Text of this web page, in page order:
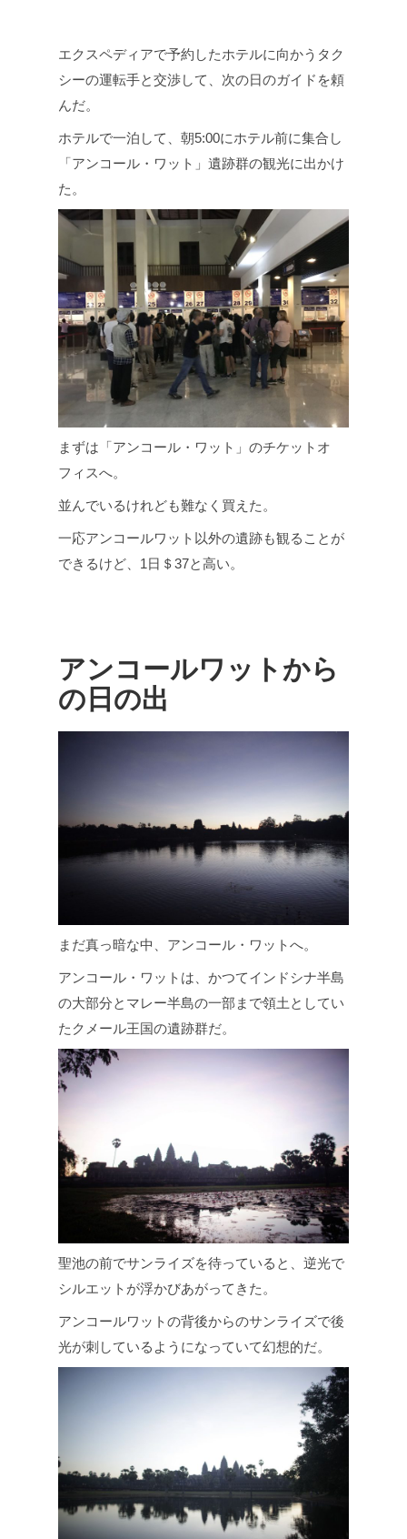
エクスペディアで予約したホテルに向かうタク
シーの運転手と交渉して、次の日のガイドを頼
んだ。
ホテルで一泊して、朝5:00にホテル前に集合し
「アンコール・ワット」遺跡群の観光に出かけ
た。
まずは「アンコール・ワット」のチケットオ
フィスへ。
並んでいるけれども難なく買えた。
一応アンコールワット以外の遺跡も観ることが
できるけど、1日＄37と高い。
アンコールワットから
の日の出
まだ真っ暗な中、アンコール・ワットへ。
アンコール・ワットは、かつてインドシナ半島
の大部分とマレー半島の一部まで領土としてい
たクメール王国の遺跡群だ。
聖池の前でサンライズを待っていると、逆光で
シルエットが浮かびあがってきた。
アンコールワットの背後からのサンライズで後
光が刺しているようになっていて幻想的だ。